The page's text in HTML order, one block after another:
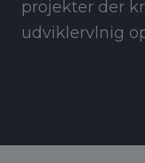
projekter der
udviklervlnig